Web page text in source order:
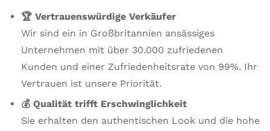
🏆 Vertrauenswürdige Verkäufer
Wir sind ein in Großbritannien ansässiges
Unternehmen mit über 30.000 zufriedenen
Kunden und einer Zufriedenheitsrate von 99%. Ihr
Vertrauen ist unsere Priorität.
💰 Qualität trifft Erschwinglichkeit
Sie erhalten den authentischen Look und die hohe